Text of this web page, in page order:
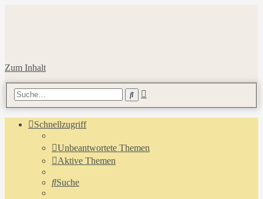
Zum Inhalt
Suche
Schnellzugriff
Unbeantwortete Themen
Aktive Themen
Suche